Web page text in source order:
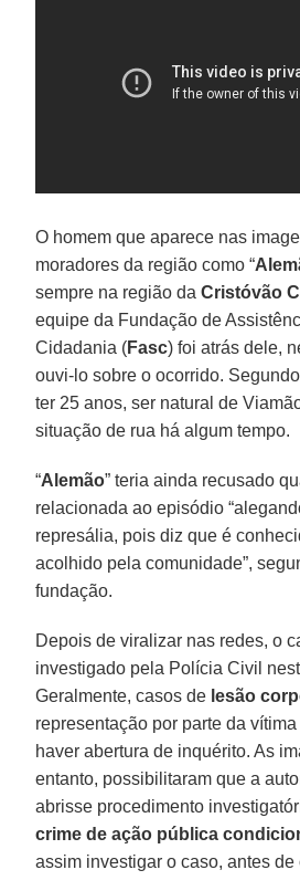
O homem que aparece nas
moradores da região como “
sempre na região daCristóvão
equipe da Fundação de
Cidadania (Fasc) foi atrás dele,
ouvi-lo sobre o ocorrido.
ter 25 anos, ser natural de
situação de rua há algum tempo.
“Alemão” teria ainda recusado
relacionada ao episódio
represália, pois diz que é
acolhido pela comunidade”,
fundação.
Depois de viralizar nas redes, o
investigado pela Polícia Civil
Geralmente, casos de lesão
representação por parte da
haver abertura de inquérito. As
entanto, possibilitaram que a
abrisse procedimento
crime de ação pública
assim investigar o caso, antes de